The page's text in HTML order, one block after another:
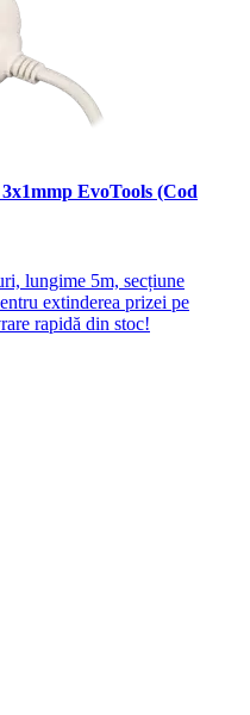
EvoTools (Cod
lungime 5m, secțiune
extinderea prizei pe
rapidă din stoc!